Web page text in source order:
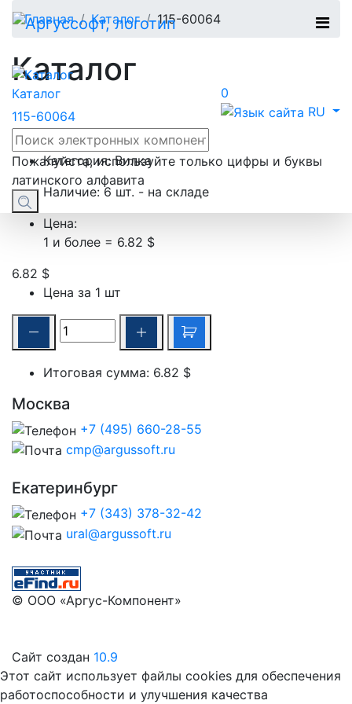
Каталог
Пожалуйста, используйте только цифры и буквы
латинского алфавита
0
RU
Главная Каталог 115-60064
Каталог
115-60064
Производитель:EPT
Категория:Вилка
Наличие: 6 шт. - на складе
Цена:
1 и более = 6.82 $
6.82 $
Цена за 1 шт
Итоговая сумма: 6.82 $
Москва
+7 (495) 660-28-55
cmp@argussoft.ru
Екатеринбург
+7 (343) 378-32-42
ural@argussoft.ru
© ООО «Аргус-Компонент»
Сайт создан 10.9
Этот сайт использует файлы cookies для обеспечения
работоспособности и улучшения качества